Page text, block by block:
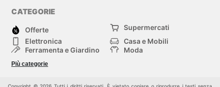
CATEGORIE
Offerte
Supermercati
Elettronica
Casa e Mobili
Ferramenta e Giardino
Moda
Bambini e Neonati
Più categorie
Copyright © 2026 Tutti i diritti riservati. È vietato copiare o riprodurre i testi senza